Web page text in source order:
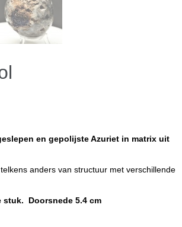
en gepolijste Azuriet in matrix uit
anders van structuur met verschillende
stuk. Doorsnede 5.4 cm